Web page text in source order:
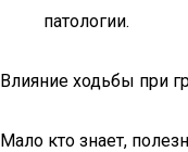
патологии.
Влияние ходьбы при
Мало кто знает,